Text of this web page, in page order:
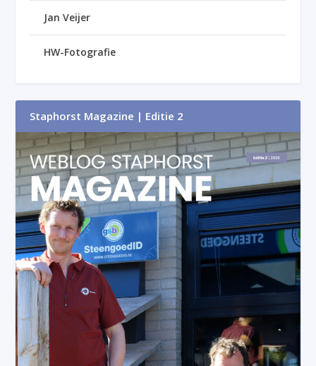
Jan Veijer
HW-Fotografie
Staphorst Magazine | Editie 2